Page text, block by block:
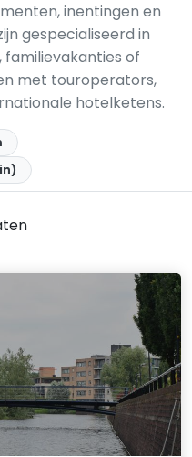
inentingen en
gespecialiseerd in
familievakanties of
met touroperators,
hotelketens.